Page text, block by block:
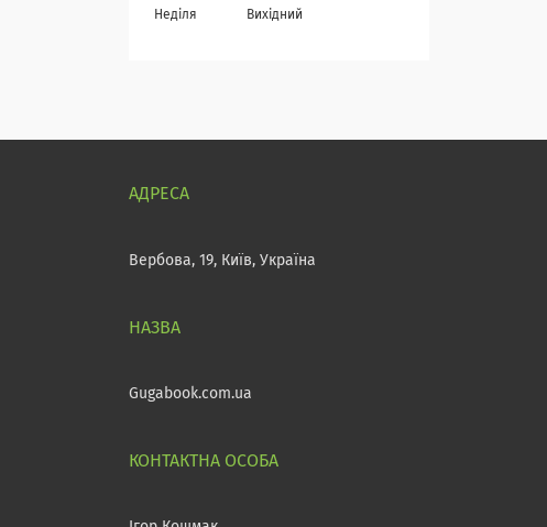
Неділя Вихідний
Вербова, 19, Київ, Україна
Gugabook.com.ua